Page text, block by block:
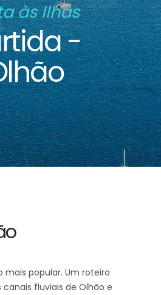
às Ilhas
-
mais popular. Um roteiro
fluviais de Olhão e